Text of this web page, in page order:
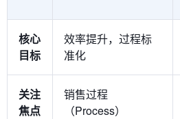
核心
目标
效率提升，过程标
准化
关注
焦点
销售过程
（Process）